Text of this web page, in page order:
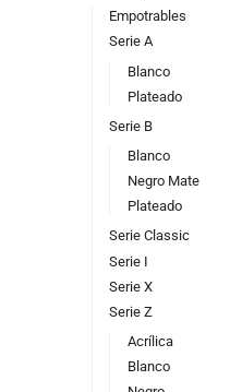
Empotrables
Serie A
Blanco
Plateado
Serie B
Blanco
Negro Mate
Plateado
Serie Classic
Serie I
Serie X
Serie Z
Acrílica
Blanco